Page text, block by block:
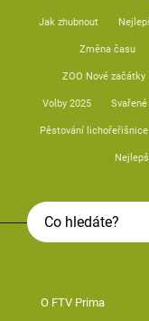
Jak zhubnout
Změna času
ZOO Nové začátky
Volby 2025
Pěstování lichořeřišnice
O FTV Prima